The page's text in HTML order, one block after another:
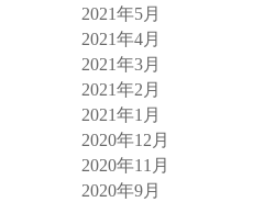
2021年5月
2021年4月
2021年3月
2021年2月
2021年1月
2020年12月
2020年11月
2020年9月